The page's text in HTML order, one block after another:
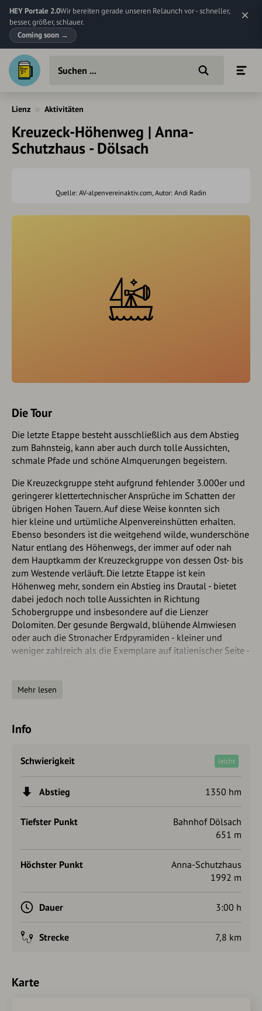
HEY Portale 2.0Wir bereiten gerade unseren Relaunch vor - schneller,
besser, größer, schlauer.
Coming soon →
Lienz Aktivitäten
Kreuzeck-Höhenweg | Anna-
Schutzhaus - Dölsach
Quelle: AV-alpenvereinaktiv.com, Autor: Andi Radin
Die Tour
Die letzte Etappe besteht ausschließlich aus dem Abstieg
zum Bahnsteig, kann aber auch durch tolle Aussichten,
schmale Pfade und schöne Almquerungen begeistern.
Die Kreuzeckgruppe steht aufgrund fehlender 3.000er und
geringerer klettertechnischer Ansprüche im Schatten der
übrigen Hohen Tauern. Auf diese Weise konnten sich
hier kleine und urtümliche Alpenvereinshütten erhalten.
Ebenso besonders ist die weitgehend wilde, wunderschöne
Natur entlang des Höhenwegs, der immer auf oder nah
dem Hauptkamm der Kreuzeckgruppe von dessen Ost- bis
zum Westende verläuft. Die letzte Etappe ist kein
Höhenweg mehr, sondern ein Abstieg ins Drautal - bietet
dabei jedoch noch tolle Aussichten in Richtung
Schobergruppe und insbesondere auf die Lienzer
Dolomiten. Der gesunde Bergwald, blühende Almwiesen
oder auch die Stronacher Erdpyramiden - kleiner und
weniger zahlreich als die Exemplare auf italienischer Seite -
Autorentipp
einen kleinen Laden mit Selbstbedienung, in dem es tolle,
Mehr lesen
Info
Schwierigkeit leicht
Abstieg 1350 hm
Tiefster Punkt
Bahnhof Dölsach
651 m
Höchster Punkt
Anna-Schutzhaus
1992 m
Dauer 3:00 h
Strecke 7,8 km
Karte